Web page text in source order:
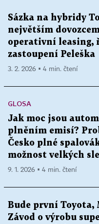
Sázka na hybridy
největším
operativní leasing,
zastoupení Peleška
3. 2. 2026 ▪ 4 min. čtení
GLOSA
Jak moc jsou
plněním emisí?
Česko plné
možnost velkých
9. 1. 2026 ▪ 4 min. čtení
Bude první Toyota,
Závod o výrobu